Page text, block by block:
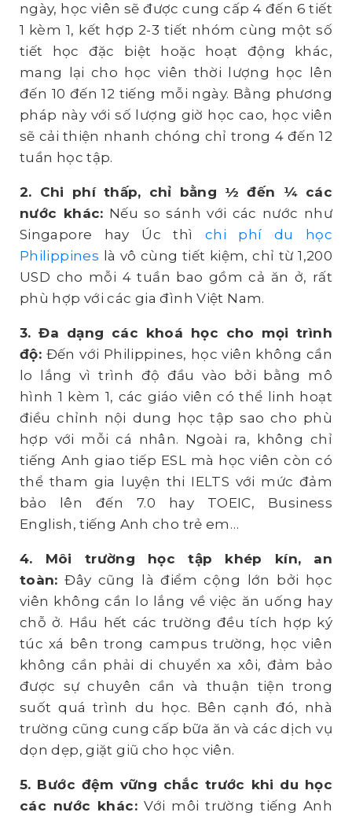
ngày, học viên sẽ được cung cấp 4 đến 6 tiết
1 kèm 1, kết hợp 2-3 tiết nhóm cùng một số
tiết học đặc biệt hoặc hoạt động khác,
mang lại cho học viên thời lượng học lên
đến 10 đến 12 tiếng mỗi ngày. Bằng phương
pháp này với số lượng giờ học cao, học viên
sẽ cải thiện nhanh chóng chỉ trong 4 đến 12
tuần học tập.
2. Chi phí thấp, chỉ bằng ½ đến ¼ các
nước khác: Nếu so sánh với các nước như
Singapore hay Úc thì chi phí du học
Philippines là vô cùng tiết kiệm, chỉ từ 1,200
USD cho mỗi 4 tuần bao gồm cả ăn ở, rất
phù hợp với các gia đình Việt Nam.
3. Đa dạng các khoá học cho mọi trình
độ: Đến với Philippines, học viên không cần
lo lắng vì trình độ đầu vào bởi bằng mô
hình 1 kèm 1, các giáo viên có thể linh hoạt
điều chỉnh nội dung học tập sao cho phù
hợp với mỗi cá nhân. Ngoài ra, không chỉ
tiếng Anh giao tiếp ESL mà học viên còn có
thể tham gia luyện thi IELTS với mức đảm
bảo lên đến 7.0 hay TOEIC, Business
English, tiếng Anh cho trẻ em…
4. Môi trường học tập khép kín, an
toàn: Đây cũng là điểm cộng lớn bởi học
viên không cần lo lắng về việc ăn uống hay
chỗ ở. Hầu hết các trường đều tích hợp ký
túc xá bên trong campus trường, học viên
không cần phải di chuyển xa xôi, đảm bảo
được sự chuyên cần và thuận tiện trong
suốt quá trình du học. Bên cạnh đó, nhà
trường cũng cung cấp bữa ăn và các dịch vụ
dọn dẹp, giặt giũ cho học viên.
5. Bước đệm vững chắc trước khi du học
các nước khác:Với môi trường tiếng Anh